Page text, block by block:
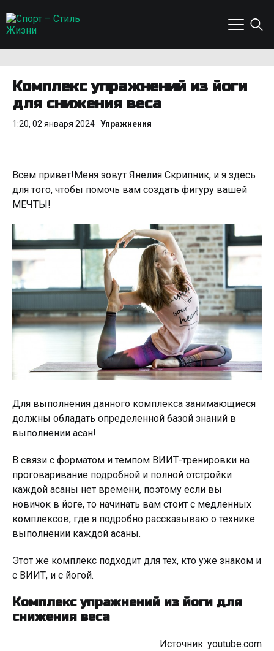
Комплекс упражнений из йоги
для снижения веса
1:20, 02 января 2024 Упражнения
Всем привет!Меня зовут Янелия Скрипник, и я здесь
для того, чтобы помочь вам создать фигуру вашей
МЕЧТЫ!
Для выполнения данного комплекса занимающиеся
должны обладать определенной базой знаний в
выполнении асан!
В связи с форматом и темпом ВИИТ-тренировки на
проговаривание подробной и полной отстройки
каждой асаны нет времени, поэтому если вы
новичок в йоге, то начинать вам стоит с медленных
комплексов, где я подробно рассказываю о технике
выполнении каждой асаны.
Этот же комплекс подходит для тех, кто уже знаком и
с ВИИТ, и с йогой.
Комплекс упражнений из йоги для
снижения веса
Источник: youtube.com